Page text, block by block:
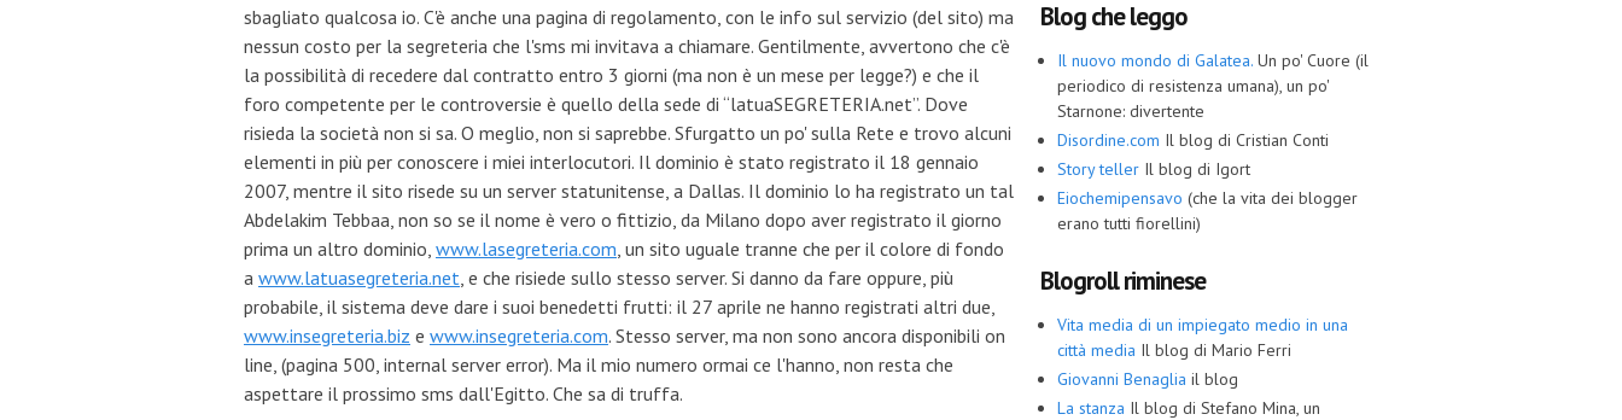
sbagliato qualcosa io. C'è anche una pagina di regolamento, con le info sul servizio (del sito) ma
nessun costo per la segreteria che l'sms mi invitava a chiamare. Gentilmente, avvertono che c'è
la possibilità di recedere dal contratto entro 3 giorni (ma non è un mese per legge?) e che il
foro competente per le controversie è quello della sede di “latuaSEGRETERIA.net”. Dove
risieda la società non si sa. O meglio, non si saprebbe. Sfurgatto un po' sulla Rete e trovo alcuni
elementi in più per conoscere i miei interlocutori. Il dominio è stato registrato il 18 gennaio
2007, mentre il sito risede su un server statunitense, a Dallas. Il dominio lo ha registrato un tal
Abdelakim Tebbaa, non so se il nome è vero o fittizio, da Milano dopo aver registrato il giorno
prima un altro dominio, www.lasegreteria.com, un sito uguale tranne che per il colore di fondo
a www.latuasegreteria.net, e che risiede sullo stesso server. Si danno da fare oppure, più
probabile, il sistema deve dare i suoi benedetti frutti: il 27 aprile ne hanno registrati altri due,
www.insegreteria.biz e www.insegreteria.com. Stesso server, ma non sono ancora disponibili on
line, (pagina 500, internal server error). Ma il mio numero ormai ce l'hanno, non resta che
aspettare il prossimo sms dall'Egitto. Che sa di truffa.
Blog che leggo
Il nuovo mondo di Galatea. Un po' Cuore (il
periodico di resistenza umana), un po'
Starnone: divertente
Disordine.com Il blog di Cristian Conti
Story teller Il blog di Igort
Eiochemipensavo (che la vita dei blogger
erano tutti fiorellini)
Blogroll riminese
Vita media di un impiegato medio in una
città media Il blog di Mario Ferri
Giovanni Benaglia il blog
La stanza Il blog di Stefano Mina, un